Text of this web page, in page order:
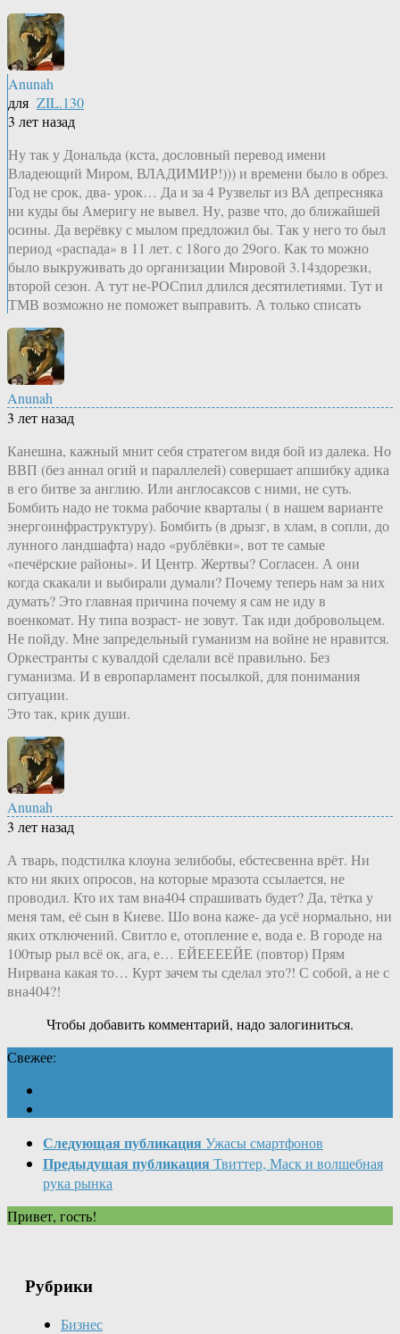
Anunah
для ZIL.130
3 лет назад
Ну так у Дональда (кста, дословный перевод имени
Владеющий Миром, ВЛАДИМИР!))) и времени было в обрез.
Год не срок, два- урок… Да и за 4 Рузвельт из ВА депресняка
ни куды бы Америгу не вывел. Ну, разве что, до ближайшей
осины. Да верёвку с мылом предложил бы. Так у него то был
период «распада» в 11 лет. с 18ого до 29ого. Как то можно
было выкруживать до организации Мировой 3.14здорезки,
второй сезон. А тут не-РОСпил длился десятилетиями. Тут и
ТМВ возможно не поможет выправить. А только списать
Anunah
3 лет назад
Канешна, кажный мнит себя стратегом видя бой из далека. Но
ВВП (без аннал огий и параллелей) совершает апшибку адика
в его битве за англию. Или англосаксов с ними, не суть.
Бомбить надо не токма рабочие кварталы ( в нашем варианте
энергоинфраструктуру). Бомбить (в дрызг, в хлам, в сопли, до
лунного ландшафта) надо «рублёвки», вот те самые
«печёрские районы». И Центр. Жертвы? Согласен. А они
когда скакали и выбирали думали? Почему теперь нам за них
думать? Это главная причина почему я сам не иду в
военкомат. Ну типа возраст- не зовут. Так иди добровольцем.
Не пойду. Мне запредельный гуманизм на войне не нравится.
Оркестранты с кувалдой сделали всё правильно. Без
гуманизма. И в европарламент посылкой, для понимания
ситуации.
Это так, крик души.
Anunah
3 лет назад
А тварь, подстилка клоуна зелибобы, ебстесвенна врёт. Ни
кто ни яких опросов, на которые мразота ссылается, не
проводил. Кто их там вна404 спрашивать будет? Да, тётка у
меня там, её сын в Киеве. Шо вона каже- да усё нормально, ни
яких отключений. Свитло е, отопление е, вода е. В городе на
100тыр рыл всё ок, ага, е… ЕЙЕЕЕЕЙЕ (повтор) Прям
Нирвана какая то… Курт зачем ты сделал это?! С собой, а не с
вна404?!
Чтобы добавить комментарий, надо залогиниться.
Свежее:
Следующая публикация Ужасы смартфонов
Предыдущая публикация Твиттер, Маск и волшебная
рука рынка
Привет, гость!
Рубрики
Бизнес